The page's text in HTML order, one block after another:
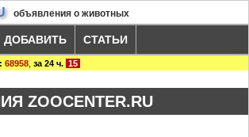
объявления о животных
ДОБАВИТЬ СТАТЬИ
68958 за 24 ч. 15
ZOOCENTER.RU